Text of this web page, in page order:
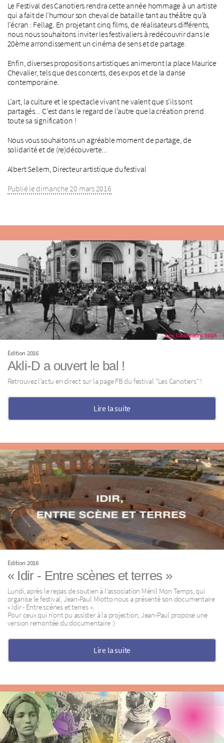
Le Festival des Canotiers rendra cette année hommage à un artiste
qui a fait de l’humour son cheval de bataille tant au théâtre qu’à
l’écran : Fellag. En projetant cinq films, de réalisateurs différents,
nous nous souhaitons inviter les festivaliers à redécouvrir dans le
20ème arrondissement un cinéma de sens et de partage.
Enfin, diverses propositions artistiques animeront la place Maurice
Chevalier, tels que des concerts, des expos et de la danse
contemporaine.
L’art, la culture et le spectacle vivant ne valent que s’ils sont
partagés... C’est dans le regard de l’autre que la création prend
toute sa signification !
Nous vous souhaitons un agréable moment de partage, de
solidarité et de (re)découverte...
Albert Sellem, Directeur artistique du festival
Publié le dimanche 20 mars 2016
Edition 2016
Akli-D a ouvert le bal !
Retrouvez l’actu en direct sur la page FB du festival "Les Canotiers" !
Lire la suite
Edition 2016
« Idir - Entre scènes et terres »
Lundi, après le repas de soutien à l’association Ménil Mon Temps, qui
organise le festival, Jean-Paul Miotto nous a présenté son documentaire
« Idir - Entre scènes et terres ».
Pour ceux qui n’ont pu assister à la projection, Jean-Paul propose une
version remontée du documentaire :)
Lire la suite